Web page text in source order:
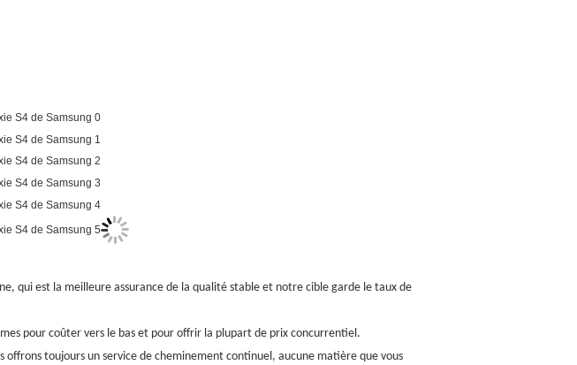
qui est la meilleure assurance de la qualité stable et notre cible garde le taux de
pour coûter vers le bas et pour offrir la plupart de prix concurrentiel.
toujours un service de cheminement continuel, aucune matière que vous